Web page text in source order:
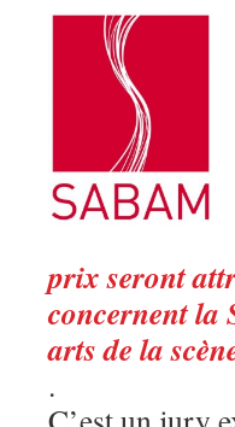
prix seront
concernent la
arts de la
.